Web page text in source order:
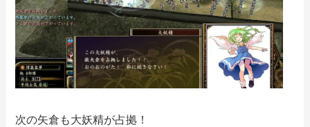
次の矢倉も大妖精が占拠！